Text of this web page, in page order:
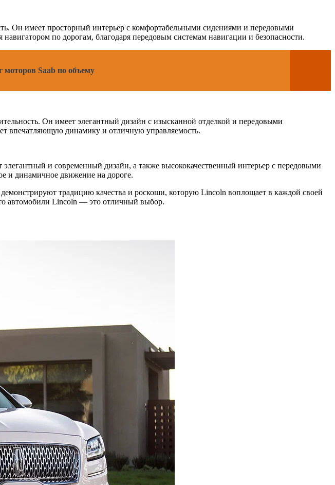
Он имеет просторный интерьер с комфортабельными сидениями и передовыми
по дорогам, благодаря передовым системам навигации и безопасности.
Saab по объему
Он имеет элегантный дизайн с изысканной отделкой и передовыми
впечатляющую динамику и отличную управляемость.
и современный дизайн, а также высококачественный интерьер с передовыми
и динамичное движение на дороге.
традицию качества и роскоши, которую Lincoln воплощает в каждой своей
автомобили Lincoln — это отличный выбор.